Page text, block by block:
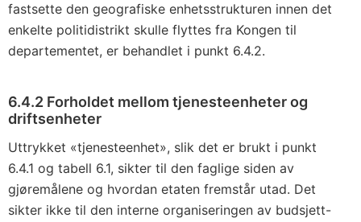
fastsette den geografiske enhetsstrukturen innen det
enkelte politidistrikt skulle flyttes fra Kongen til
departementet, er behandlet i punkt 6.4.2.
6.4.2 Forholdet mellom tjenesteenheter og
driftsenheter
Uttrykket «tjenesteenhet», slik det er brukt i punkt
6.4.1 og tabell 6.1, sikter til den faglige siden av
gjøremålene og hvordan etaten fremstår utad. Det
sikter ikke til den interne organiseringen av budsjett-